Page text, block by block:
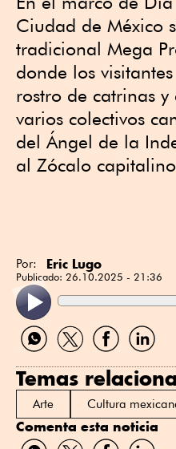
Ciudad de México
tradicional Mega
donde los
rostro de catrinas
varios colectivos
del Ángel de la
al Zócalo
Por: Eric Lugo
Publicado: 26.10.2025 - 21:36
Compartir
por
Compartir
por
Compartir
por
Compartir
por
Temas
Arte Cultura
Comenta esta noticia